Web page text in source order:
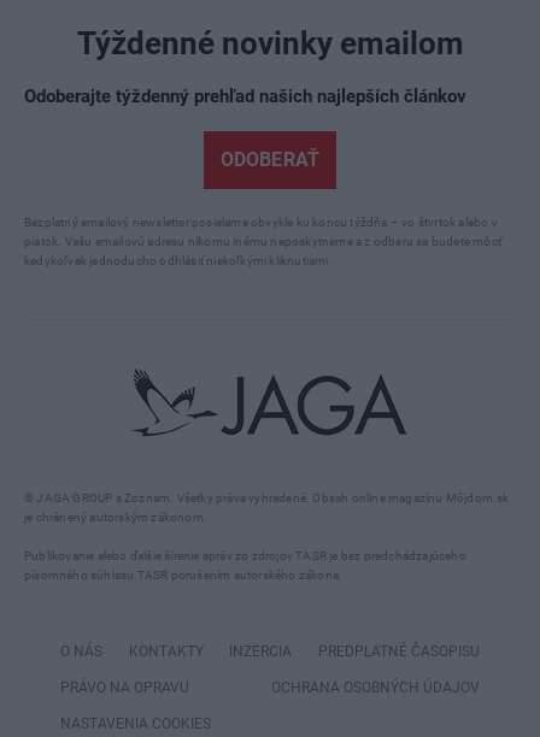
© JAGA GROUP a Zoznam. Všetky práva vyhradené. Obsah online magazínu Môjdom.sk
je chránený autorským zákonom.
Publikovanie alebo ďalšie šírenie správ zo zdrojov TASR je bez predchádzajúceho
písomného súhlasu TASR porušením autorského zákona.
Týždenné novinky emailom
Odoberajte týždenný prehľad našich najlepších článkov
ODOBERAŤ
Bezplatný emailový newsletter posielame obvykle ku koncu týždňa – vo štvrtok alebo v
piatok. Vašu emailovú adresu nikomu inému neposkytneme a z odberu sa budete môcť
kedykoľvek jednoducho odhlásiť niekoľkými kliknutiami.
O NÁS KONTAKTY INZERCIA PREDPLATNÉ ČASOPISU
PRÁVO NA OPRAVU OCHRANA OSOBNÝCH ÚDAJOV
NASTAVENIA COOKIES